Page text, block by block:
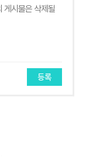
등록